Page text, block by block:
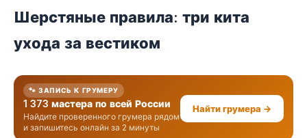
Шерстяные правила: три кита
ухода за вестиком
🐾 ЗАПИСЬ К ГРУМЕРУ
1 373 мастера по всей России
Найдите проверенного грумера рядом
и запишитесь онлайн за 2 минуты
Найти грумера →